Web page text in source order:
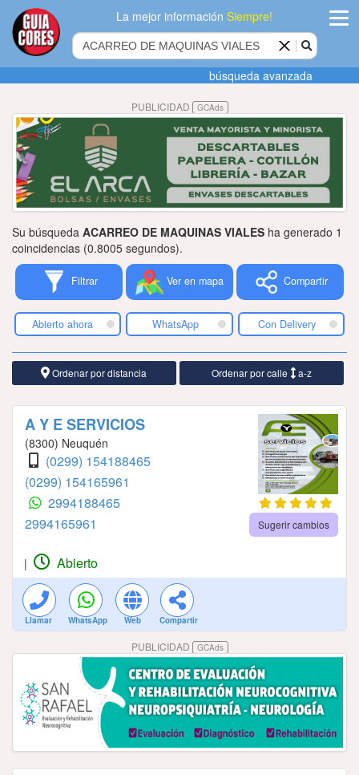
La mejor informaciónSiempre!
Agregar
empresa
datos
Publicidad
Tiendacores
Contactenos
búsqueda avanzada
PUBLICIDAD GCAds
Su búsqueda ACARREO DE MAQUINAS VIALES ha generado 1
coincidencias (0.8005 segundos).
Filtrar Ver en mapa Compartir
Abierto ahora WhatsApp Con Delivery
Ordenar por distancia Ordenar por calle a-z
A Y E SERVICIOS
(8300) Neuquén
(0299) 154188465
(0299) 154165961
2994188465
2994165961
Sugerir cambios
| Abierto
Llamar WhatsApp Web Compartir
PUBLICIDAD GCAds